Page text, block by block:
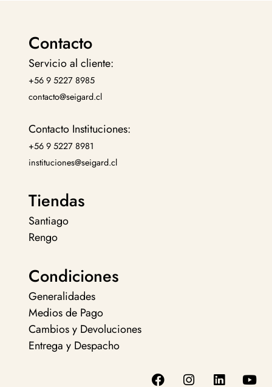
Contacto
Servicio al cliente:
+56 9 5227 8985
contacto@seigard.cl
Contacto Instituciones:
+56 9 5227 8981
instituciones@seigard.cl
Tiendas
Santiago
Rengo
Condiciones
Generalidades
Medios de Pago
Cambios y Devoluciones
Entrega y Despacho